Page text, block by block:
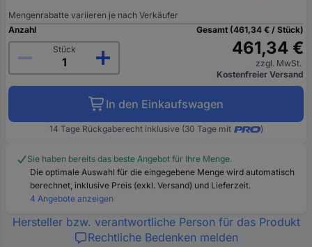
Mengenrabatte variieren je nach Verkäufer
Anzahl
Stück
Gesamt (461,34 € / Stück)
461,34 €
zzgl. MwSt.
Kostenfreier Versand
In den Einkaufswagen
14 Tage Rückgaberecht inklusive (30 Tage mit )
Sie haben bereits das beste Angebot für Ihre Menge.
Die optimale Auswahl für die eingegebene Menge wird automatisch
berechnet, inklusive Preis (exkl. Versand) und Lieferzeit.
4 Angebote anzeigen
Hersteller bzw. verantwortliche Person für das Produkt
Rechtliche Bedenken melden